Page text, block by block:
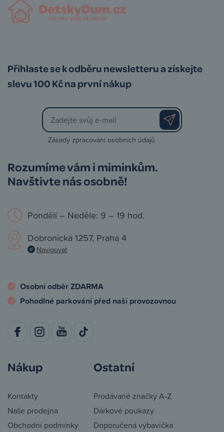
Přihlaste se k odběru newsletteru a získejte
slevu 100 Kč na první nákup
Zásady zpracování osobních údajů
Rozumíme vám i miminkům.
Navštivte nás osobně!
Pondělí – Neděle: 9 – 19 hod.
Dobronická 1257, Praha 4
Navigovat
Osobní odběr ZDARMA
Pohodlné parkování před naší provozovnou
Nákup
Kontakty
Naše prodejna
Obchodní podmínky
Ostatní
Prodávané značky A-Z
Dárkové poukazy
Doporučená výbavička